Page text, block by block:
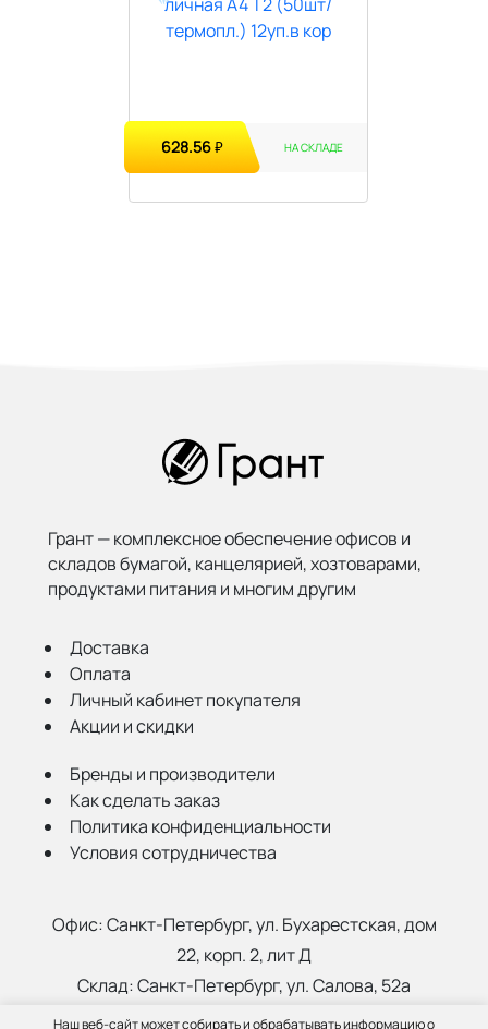
Наш веб-сайт может собирать и обрабатывать информацию о
628.56₽ НА СКЛАДЕ
Грант — комплексное обеспечение офисов и
складов бумагой, канцелярией, хозтоварами,
продуктами питания и многим другим
Доставка
Оплата
Личный кабинет покупателя
Акции и скидки
Бренды и производители
Как сделать заказ
Политика конфиденциальности
Условия сотрудничества
Офис:Санкт-Петербург, ул. Бухарестская, дом
22, корп. 2, лит Д
Склад:Санкт-Петербург, ул. Салова, 52а